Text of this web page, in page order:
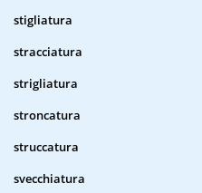
stigliatura
stracciatura
strigliatura
stroncatura
struccatura
svecchiatura